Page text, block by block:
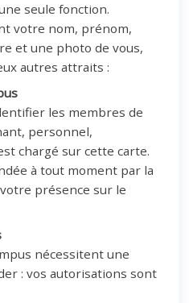
seule fonction.
votre nom, prénom,
et une photo de vous,
autres attraits :
les membres de
personnel,
chargé sur cette carte.
à tout moment par la
présence sur le
nécessitent une
: vos autorisations sont